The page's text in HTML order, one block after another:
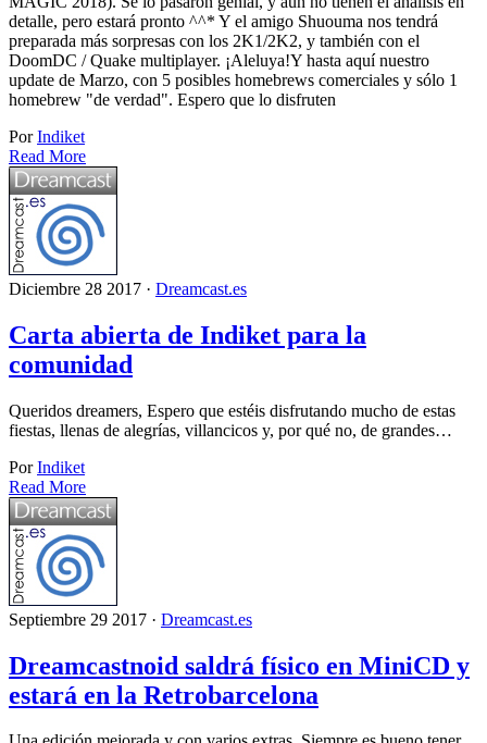
detalle, pero estará pronto ^^* Y el amigo Shuouma nos tendrá
preparada más sorpresas con los 2K1/2K2, y también con el
DoomDC / Quake multiplayer. ¡Aleluya!Y hasta aquí nuestro
update de Marzo, con 5 posibles homebrews comerciales y sólo 1
homebrew "de verdad". Espero que lo disfruten
PorIndiket
Read More
Diciembre 28 2017 · Dreamcast.es
Carta abierta de Indiket para la
comunidad
Queridos dreamers, Espero que estéis disfrutando mucho de estas
fiestas, llenas de alegrías, villancicos y, por qué no, de grandes…
PorIndiket
Read More
Septiembre 29 2017 · Dreamcast.es
Dreamcastnoid saldrá físico en MiniCD y
estará en la Retrobarcelona